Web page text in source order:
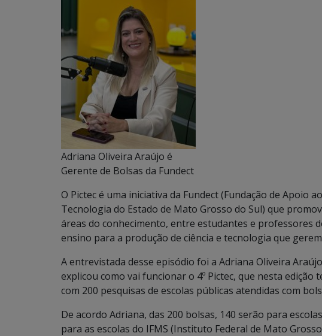
Adriana Oliveira Araújo é
Gerente de Bolsas da Fundect
O Pictec é uma iniciativa da Fundect (Fundação de Apoio
Tecnologia do Estado de Mato Grosso do Sul) que
áreas do conhecimento, entre estudantes e professores
ensino para a produção de ciência e tecnologia que
A entrevistada desse episódio foi a Adriana Oliveira
explicou como vai funcionar o 4º Pictec, que nesta edição
com 200 pesquisas de escolas públicas atendidas com
De acordo Adriana, das 200 bolsas, 140 serão para
para as escolas do IFMS (Instituto Federal de Mato